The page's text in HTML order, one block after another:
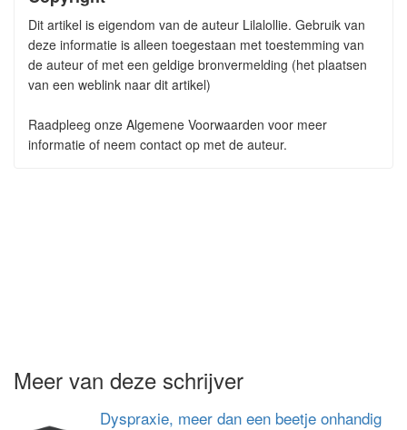
Dit artikel is eigendom van de auteur Lilalollie. Gebruik van
deze informatie is alleen toegestaan met toestemming van
de auteur of met een geldige bronvermelding (het plaatsen
van een weblink naar dit artikel)
Raadpleeg onze Algemene Voorwaarden voor meer
informatie of neem contact op met de auteur.
Meer van deze schrijver
Dyspraxie, meer dan een beetje onhandig